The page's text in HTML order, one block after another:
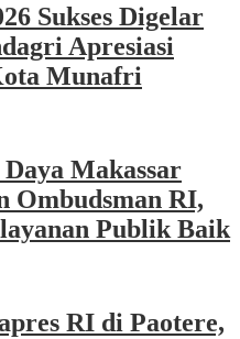
Sukses Digelar
Apresiasi
Munafri
Makassar
Ombudsman RI,
Publik Baik
RI di Paotere,